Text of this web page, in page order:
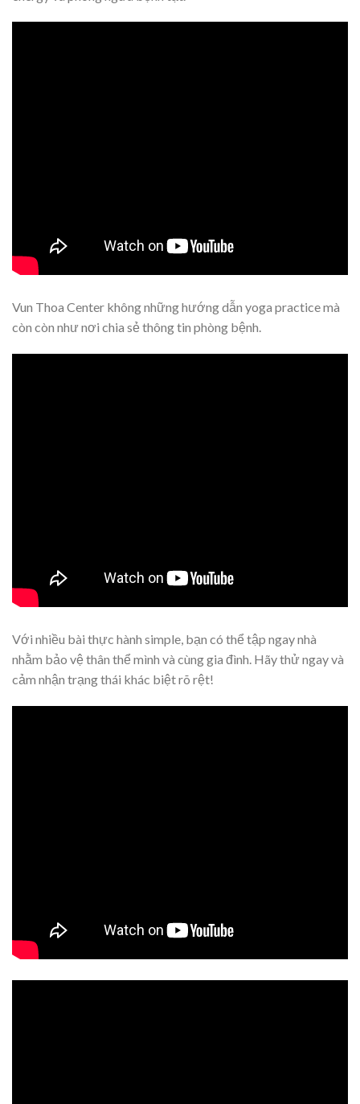
Vun Thoa Center không những hướng dẫn yoga practice mà
còn còn như nơi chia sẻ thông tin phòng bệnh.
Với nhiều bài thực hành simple, bạn có thể tập ngay nhà
nhằm bảo vệ thân thể mình và cùng gia đình. Hãy thử ngay và
cảm nhận trạng thái khác biệt rõ rệt!